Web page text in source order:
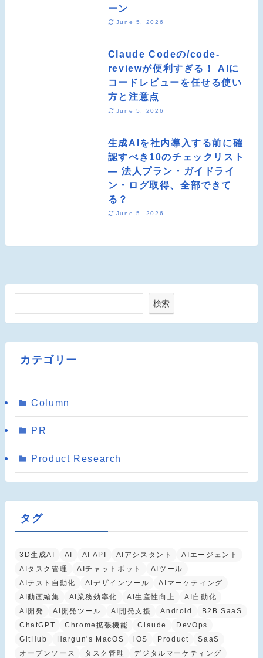
ーン
June 5, 2026
Claude Codeの/code-
reviewが便利すぎる！ AIに
コードレビューを任せる使い
方と注意点
June 5, 2026
生成AIを社内導入する前に確
認すべき10のチェックリスト
― 法人プラン・ガイドライ
ン・ログ取得、全部できて
る？
June 5, 2026
検索
カテゴリー
Column
PR
Product Research
タグ
3D生成AI AI AI API AIアシスタント
AIエージェント
AIタスク管理
AIチャットボット
AIツール
AIテスト自動化
AIデザインツール
AIマーケティング
AI動画編集
AI業務効率化 AI生産性向上
AI自動化
AI開発
AI開発ツール AI開発支援 Android
B2B SaaS
ChatGPT
Chrome拡張機能 Claude
DevOps
GitHub
Hargun's MacOS iOS Product
SaaS
オープンソース
タスク管理
デジタルマーケティング